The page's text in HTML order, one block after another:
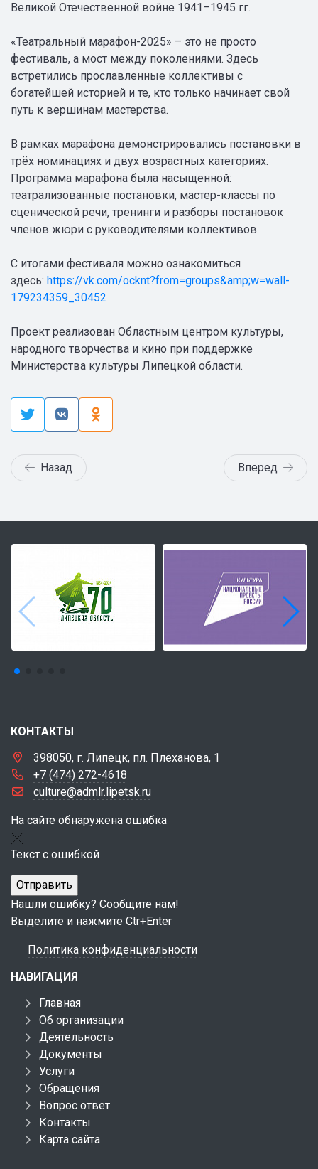
Великой Отечественной войне 1941–1945 гг.
«Театральный марафон-2025» – это не просто
фестиваль, а мост между поколениями. Здесь
встретились прославленные коллективы с
богатейшей историей и те, кто только начинает свой
путь к вершинам мастерства.
В рамках марафона демонстрировались постановки в
трёх номинациях и двух возрастных категориях.
Программа марафона была насыщенной:
театрализованные постановки, мастер-классы по
сценической речи, тренинги и разборы постановок
членов жюри с руководителями коллективов.
С итогами фестиваля можно ознакомиться
здесь: https://vk.com/ocknt?from=groups&amp;w=wall-
179234359_30452
Проект реализован Областным центром культуры,
народного творчества и кино при поддержке
Министерства культуры Липецкой области.
Назад Вперед
КОНТАКТЫ
398050, г. Липецк, пл. Плеханова, 1
+7 (474) 272-4618
culture@admlr.lipetsk.ru
На сайте обнаружена ошибка
Текст с ошибкой
Нашли ошибку? Сообщите нам!
Выделите и нажмите Ctr+Enter
Политика конфиденциальности
НАВИГАЦИЯ
Главная
Об организации
Деятельность
Документы
Услуги
Обращения
Вопрос ответ
Контакты
Карта сайта